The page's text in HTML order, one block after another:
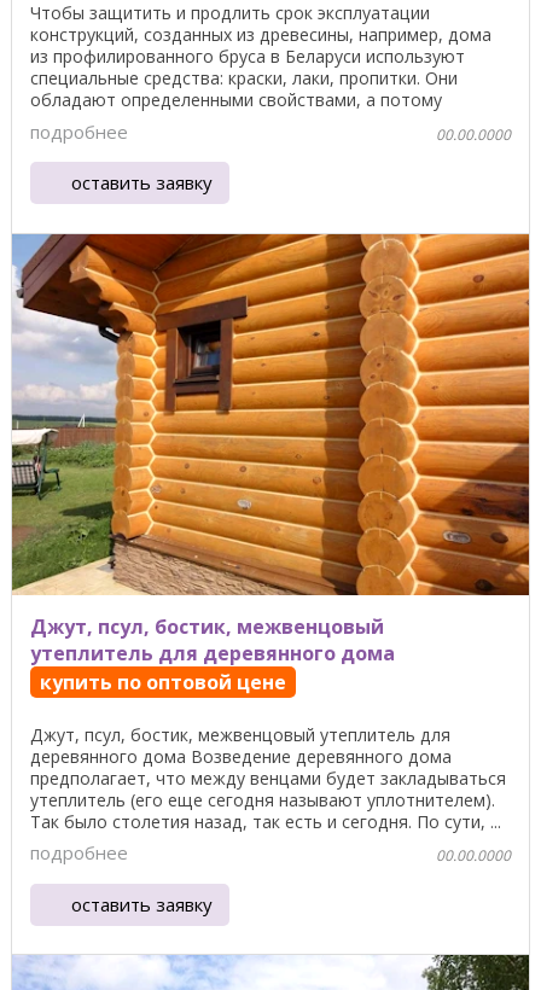
Чтобы защитить и продлить срок эксплуатации
конструкций, созданных из древесины, например, дома
из профилированного бруса в Беларуси используют
специальные средства: краски, лаки, пропитки. Они
обладают определенными свойствами, а потому
должны ...
подробнее 00.00.0000
оставить заявку
Джут, псул, бостик, межвенцовый
утеплитель для деревянного дома
купить по оптовой цене
Джут, псул, бостик, межвенцовый утеплитель для
деревянного дома Возведение деревянного дома
предполагает, что между венцами будет закладываться
утеплитель (его еще сегодня называют уплотнителем).
Так было столетия назад, так есть и сегодня. По сути, ...
подробнее 00.00.0000
оставить заявку